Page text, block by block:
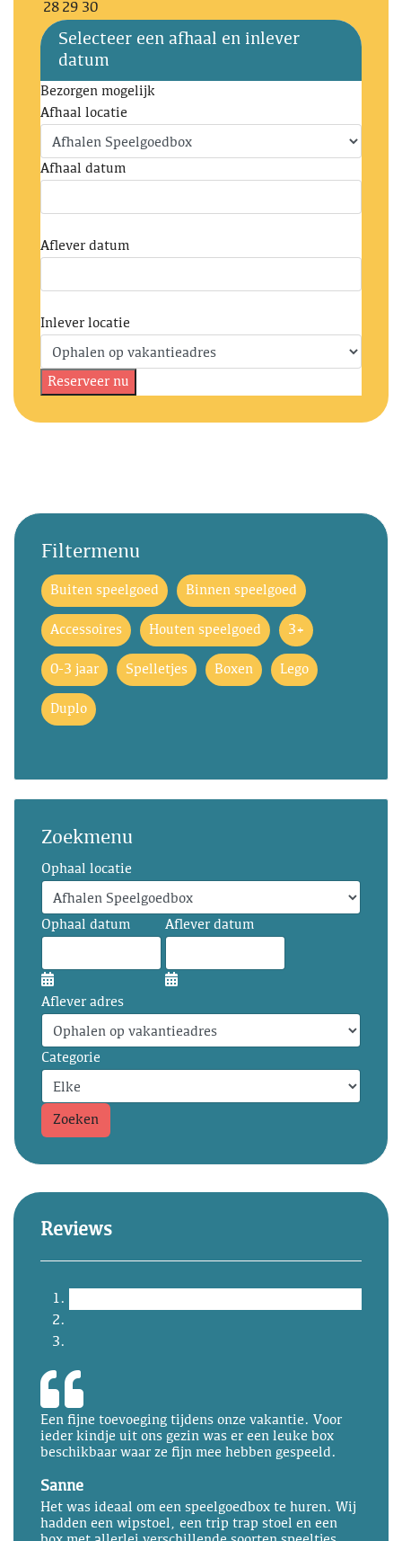
28 29 30
Selecteer een afhaal en inlever
datum
Bezorgen mogelijk
Afhaal locatie
Afhaal datum
Aflever datum
Inlever locatie
Filtermenu
Buiten speelgoed Binnen speelgoed
Accessoires Houten speelgoed 3+
0-3 jaar Spelletjes Boxen Lego
Duplo
Zoekmenu
Ophaal locatie
Ophaal datum Aflever datum
Aflever adres
Categorie
Zoeken
Reviews
Een fijne toevoeging tijdens onze vakantie. Voor
ieder kindje uit ons gezin was er een leuke box
beschikbaar waar ze fijn mee hebben gespeeld.
Sanne
Het was ideaal om een speelgoedbox te huren. Wij
hadden een wipstoel, een trip trap stoel en een